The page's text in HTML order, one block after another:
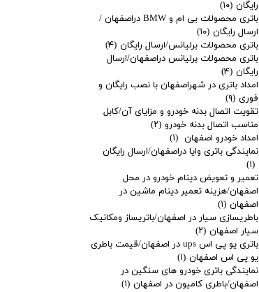
رایگان (۱۰)
باتری محصولات بی ام و BMW دراصفهان /
ارسال رایگان (۱۰)
باتری محصولات برلیانس/ارسال رایگان (۴)
باتری محصولات برلیانس دراصفهان/ارسال
رایگان (۴)
امداد باتری در شهراصفهان با نصب رایگان و
فوری (۹)
تقویت اتصال بدنه خودرو و مزایای آن/کابل
مناسب اتصال بدنه خودرو (۲)
امداد خودرو اصفهان (۱)
نمایندگی باتری وایا دراصفهان/ارسال رایگان
(۱)
تعمیر و تعویض دینام خودرو در محل
اصفهان/هزینه تعمیر دینام ماشین در
اصفهان (۱)
باطریسازی سیار در اصفهان/باتریساز ومکانیک
سیار اصفهان (۲)
باتری یو پی اس ups در اصفهان/قیمت باطری
یو پی اس اصفهان (۱)
نمایندگی باتری خودرو های سنگین در
اصفهان/باطری کامیون در اصفهان (۱)